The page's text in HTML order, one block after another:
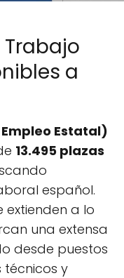
a
Empleo Estatal)
13.495 plazas
español.
extienden a lo
una extensa
desde puestos
y